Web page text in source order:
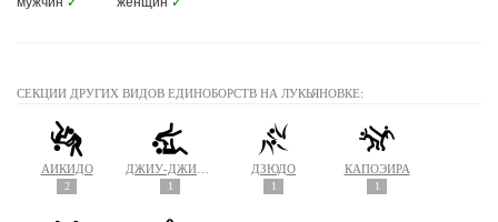
СЕКЦИИ ДРУГИХ ВИДОВ ЕДИНОБОРСТВ НА ЛУКЬЯНОВКЕ:
АЙКИДО
2 1
ДЗЮДО
1
КАПОЭЙРА
1